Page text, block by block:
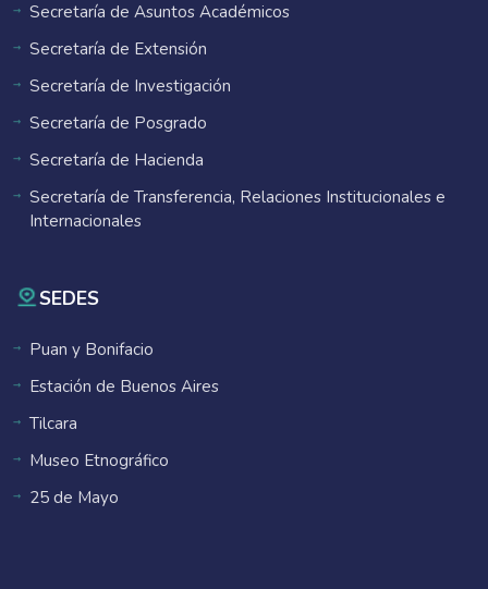
Secretaría de Asuntos Académicos
Secretaría de Extensión
Secretaría de Investigación
Secretaría de Posgrado
Secretaría de Hacienda
Secretaría de Transferencia, Relaciones Institucionales e
Internacionales
SEDES
Puan y Bonifacio
Estación de Buenos Aires
Tilcara
Museo Etnográfico
25 de Mayo